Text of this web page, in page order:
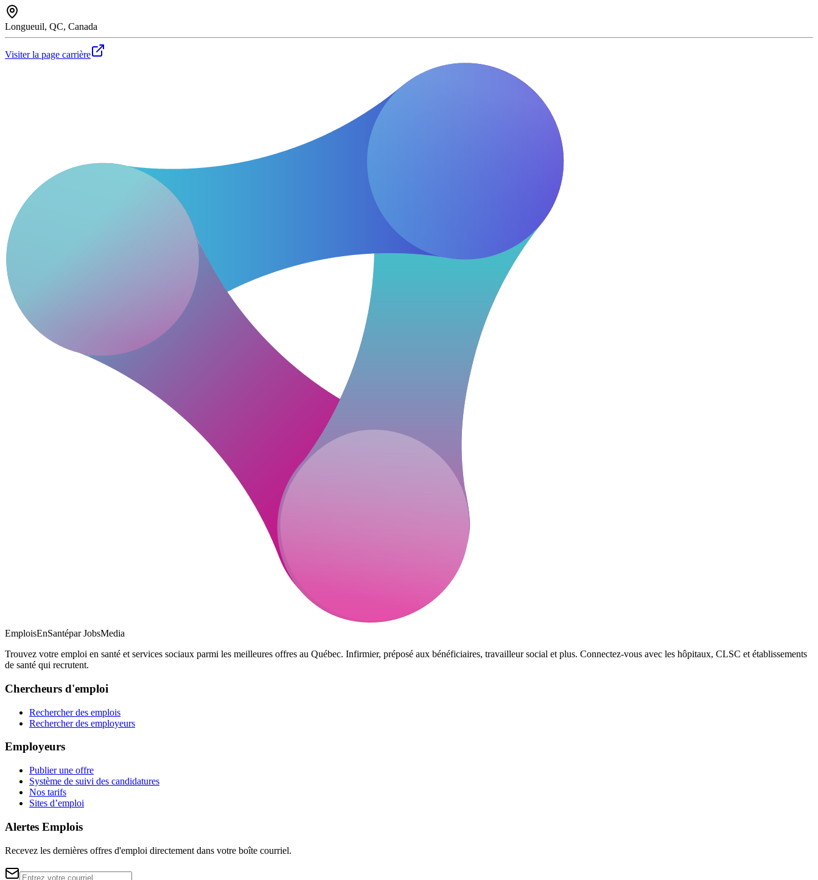
Longueuil, QC, Canada
Visiter la page carrière
EmploisEnSantépar JobsMedia
Trouvez votre emploi en santé et services sociaux parmi les meilleures offres au Québec. Infirmier, préposé aux bénéficiaires, travailleur social et plus. Connectez-vous avec les hôpitaux, CLSC et établissements
de santé qui recrutent.
Chercheurs d'emploi
Rechercher des emplois
Rechercher des employeurs
Employeurs
Publier une offre
Système de suivi des candidatures
Nos tarifs
Sites d’emploi
Alertes Emplois
Recevez les dernières offres d'emploi directement dans votre boîte courriel.